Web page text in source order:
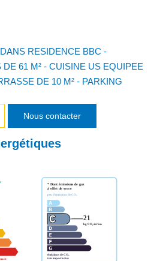
RESIDENCE BBC -
61 M² - CUISINE US EQUIPEE
DE 10 M² - PARKING
Nous contacter